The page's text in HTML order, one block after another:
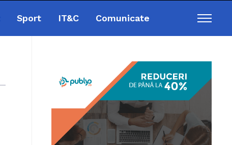
Sport IT&C Comunicate